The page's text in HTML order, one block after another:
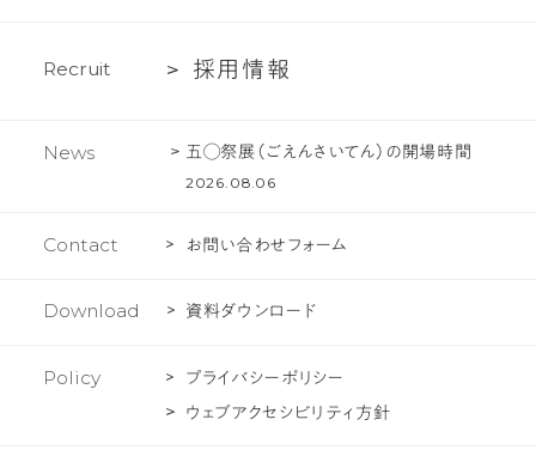
ク
る
問
Recruit
採 採用 情報
News 五◯祭展（ごえんさいてん）の開場時間
2026.08.06
Contact お問い合わせフォーム
Download 資料ダウンロード
Policy
プライバシーポリシー
ウェブアクセシビリティ方針